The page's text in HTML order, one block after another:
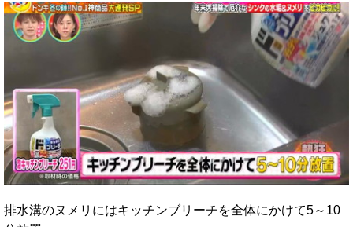
排水溝のヌメリにはキッチンブリーチを全体にかけて5～10